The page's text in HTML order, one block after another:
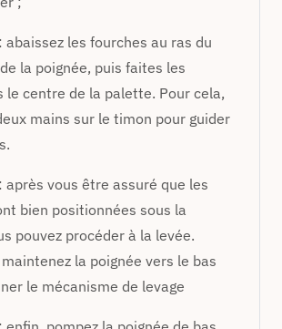
abaissez les fourches au ras du
la poignée, puis faites les
le centre de la palette. Pour cela,
mains sur le timon pour guider
après vous être assuré que les
bien positionnées sous la
pouvez procéder à la levée.
la poignée vers le bas
le mécanisme de levage